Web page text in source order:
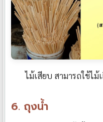
ไม้เสียบ สามารถใช้ไ
6. ถุงน้ำ